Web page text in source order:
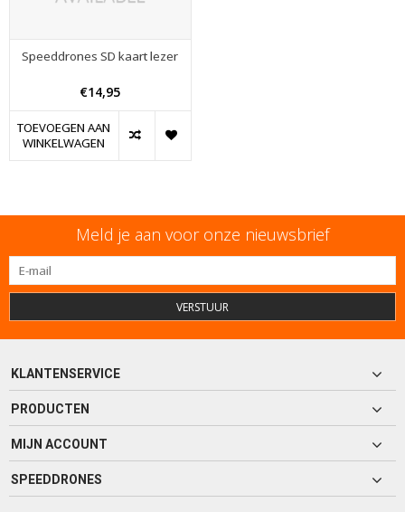
Speeddrones SD kaart lezer
€14,95
TOEVOEGEN AAN
WINKELWAGEN
Meld je aan voor onze nieuwsbrief
VERSTUUR
KLANTENSERVICE
PRODUCTEN
MIJN ACCOUNT
SPEEDDRONES